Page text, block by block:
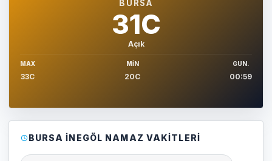
BURSA
31C
Açık
MAX
33C
MIN
20C
GUN.
00:59
BURSA İNEGÖL NAMAZ VAKITLERI